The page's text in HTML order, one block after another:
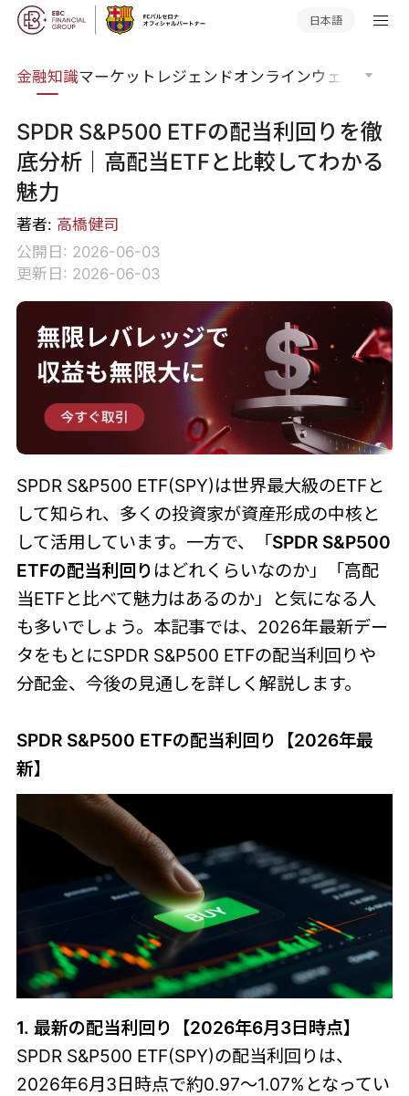
日本語
金融知識マーケットレジェンドオンラインウェビナー
SPDR S&P500 ETFの配当利回りを徹
底分析｜高配当ETFと比較してわかる
魅力
著者: 高橋健司
公開日: 2026-06-03
更新日: 2026-06-03
SPDR S&P500 ETF(SPY)は世界最大級のETFと
して知られ、多くの投資家が資産形成の中核と
して活用しています。一方で、「SPDR S&P500
ETFの配当利回り はどれくらいなのか」「高配
当ETFと比べて魅力はあるのか」と気になる人
も多いでしょう。本記事では、2026年最新デー
タをもとにSPDR S&P500 ETFの配当利回りや
分配金、今後の見通しを詳しく解説します。
SPDR S&P500 ETFの配当利回り【2026年最
新】
1. 最新の配当利回り【2026年6月3日時点】
SPDR S&P500 ETF(SPY)の配当利回りは、
2026年6月3日時点で約0.97～1.07%となってい